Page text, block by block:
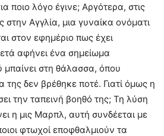
ποιο λόγο έγινε; Αργότερα, στις
Αγγλία, μια γυναίκα ονόματι
στον εφημέριο πως έχει
αφήνει ένα σημείωμα
μπαίνει στη θάλασσα, όπου
της δεν βρέθηκε ποτέ. Γιατί όμως η
την ταπεινή βοηθό της; Τη λύση
η μις Μαρπλ, αυτή συνδέεται με
φτωχοί εποφθαλμιούν τα